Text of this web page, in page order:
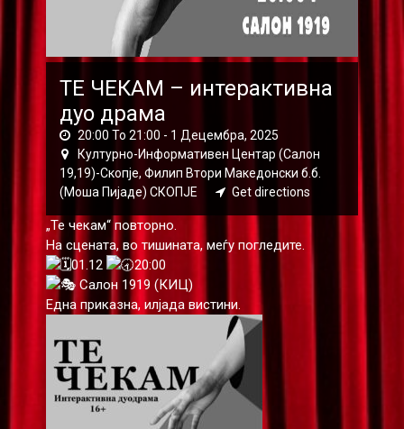
ТЕ ЧЕКАМ – интерактивна
дуо драма
20:00 To 21:00 - 1 Децембра, 2025
Културно-Информативен Центар (Салон
19,19)-Скопје, Филип Втори Македонски б.б.
(Моша Пијаде) СКОПЈЕ
Get directions
„Те чекам“ повторно.
На сцената, во тишината, меѓу погледите.
01.12
20:00
Салон 1919 (КИЦ)
Една приказна, илјада вистини.